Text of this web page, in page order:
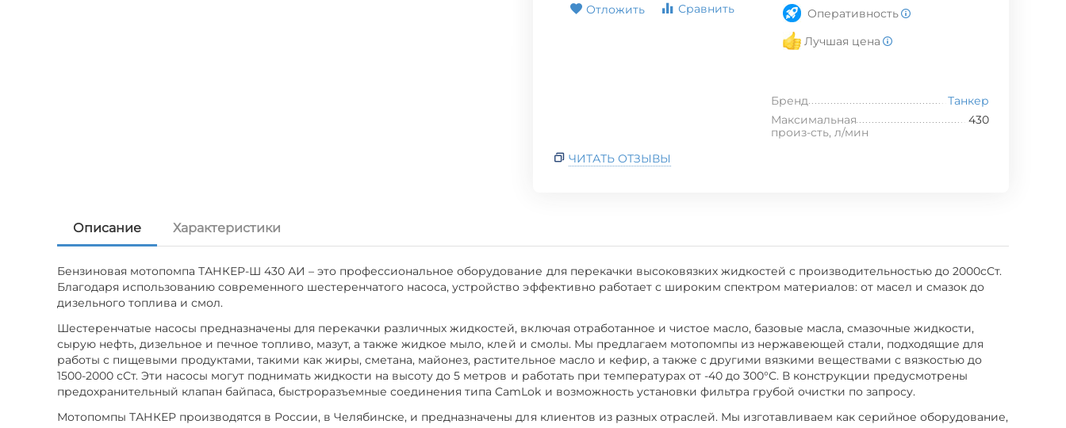
Отложить Сравнить
Оперативность
Лучшая цена
Бренд
Танкер
Максимальная
произ-сть, л/мин
430
ЧИТАТЬ ОТЗЫВЫ
Описание Характеристики
Бензиновая мотопомпа ТАНКЕР-Ш 430 АИ – это профессиональное оборудование для перекачки высоковязких жидкостей с производительностью до 2000сСт.
Благодаря использованию современного шестеренчатого насоса, устройство эффективно работает с широким спектром материалов: от масел и смазок до
дизельного топлива и смол.
Шестеренчатые насосы предназначены для перекачки различных жидкостей, включая отработанное и чистое масло, базовые масла, смазочные жидкости,
сырую нефть, дизельное и печное топливо, мазут, а также жидкое мыло, клей и смолы. Мы предлагаем мотопомпы из нержавеющей стали, подходящие для
работы с пищевыми продуктами, такими как жиры, сметана, майонез, растительное масло и кефир, а также с другими вязкими веществами с вязкостью до
1500-2000 сСт. Эти насосы могут поднимать жидкости на высоту до 5 метров и работать при температурах от -40 до 300°С. В конструкции предусмотрены
предохранительный клапан байпаса, быстроразъемные соединения типа CamLok и возможность установки фильтра грубой очистки по запросу.
Мотопомпы ТАНКЕР производятся в России, в Челябинске, и предназначены для клиентов из разных отраслей. Мы изготавливаем как серийное оборудование,